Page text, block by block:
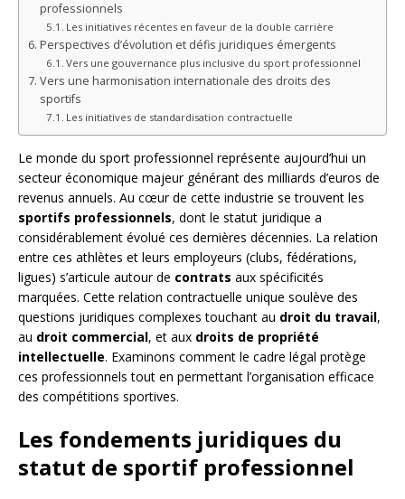
professionnels
Les initiatives récentes en faveur de la double carrière
Perspectives d’évolution et défis juridiques émergents
Vers une gouvernance plus inclusive du sport professionnel
Vers une harmonisation internationale des droits des
sportifs
Les initiatives de standardisation contractuelle
Le monde du sport professionnel représente aujourd’hui un
secteur économique majeur générant des milliards d’euros de
revenus annuels. Au cœur de cette industrie se trouvent les
sportifs professionnels, dont le statut juridique a
considérablement évolué ces dernières décennies. La relation
entre ces athlètes et leurs employeurs (clubs, fédérations,
ligues) s’articule autour de contrats aux spécificités
marquées. Cette relation contractuelle unique soulève des
questions juridiques complexes touchant au droit du travail,
au droit commercial, et aux droits de propriété
intellectuelle. Examinons comment le cadre légal protège
ces professionnels tout en permettant l’organisation efficace
des compétitions sportives.
Les fondements juridiques du
statut de sportif professionnel